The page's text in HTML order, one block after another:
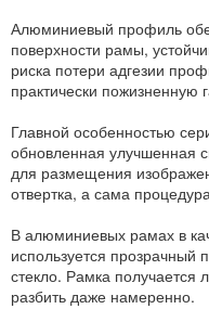
Алюминиевый профиль
поверхности рамы,
риска потери адгезии
практически пожизненную
Главной особенностью
обновленная улучшенная
для размещения
отвертка, а сама
В алюминиевых рамах в
используется
стекло. Рамка получается
разбить даже намеренно.